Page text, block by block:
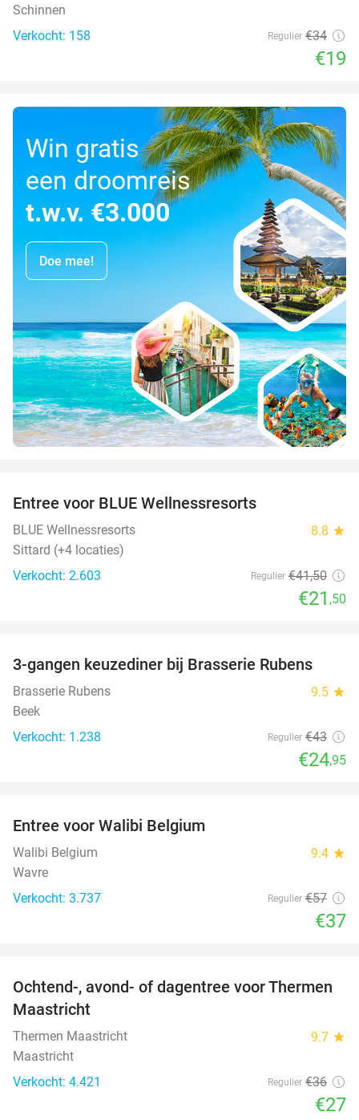
Schinnen
Verkocht: 158
Regulier €34
€19
Win gratis
een droomreis
t.w.v. €3.000
Doe mee!
Entree voor BLUE Wellnessresorts
BLUE Wellnessresorts 8.8 star
Sittard (+4 locaties)
Verkocht: 2.603
Regulier €41,50
€21 ,50
42%
3-gangen keuzediner bij Brasserie Rubens
Brasserie Rubens 9.5 star
Beek
Verkocht: 1.238
Regulier €43
€24,95
Entree voor Walibi Belgium
Walibi Belgium 9.4 star
Wavre
Verkocht: 3.737
Regulier €57
€37
25%
Ochtend-, avond- of dagentree voor Thermen
Maastricht
Thermen Maastricht 9.7 star
Maastricht
Verkocht: 4.421
Regulier €36
€27